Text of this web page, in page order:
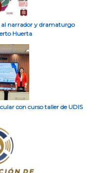
al narrador y dramaturgo
Huerta
con curso taller de UDIS